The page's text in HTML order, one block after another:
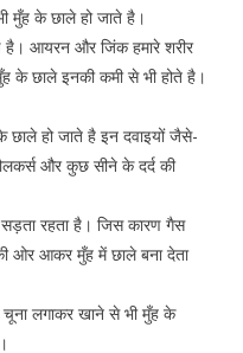
मुँह के छाले हो जाते है।
है। आयरन और जिंक हमारे शरीर
छाले इनकी कमी से भी होते है।
छाले हो जाते है इन दवाइयों जैसे-
बौलकर्स और कुछ सीने के दर्द की
रहता है। जिस कारण गैस
ओर आकर मुँह में छाले बना देता
चूना लगाकर खाने से भी मुँह के